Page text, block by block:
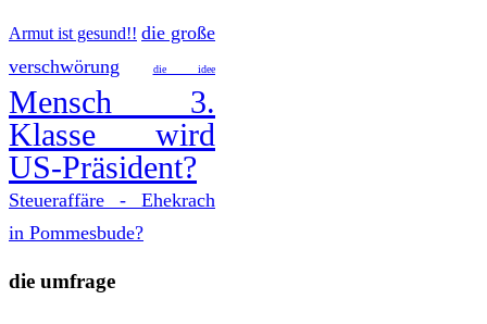
Armut ist gesund!! die große
verschwörung
die idee
Mensch 3.
Klasse wird
US-Präsident?
Steueraffäre - Ehekrach
in Pommesbude?
die umfrage